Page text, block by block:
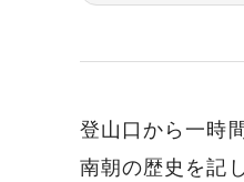
登山口から一時
南朝の歴史を記